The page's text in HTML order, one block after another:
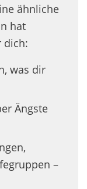
ähnliche
hat
dich:
was dir
Ängste
–